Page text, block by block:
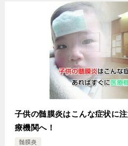
子供の髄膜炎はこんな症状に
療機関へ！
髄膜炎